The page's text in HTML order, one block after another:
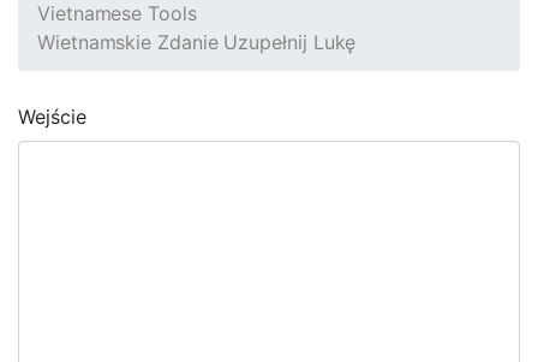
Vietnamese Tools
Wietnamskie Zdanie Uzupełnij Lukę
Wejście